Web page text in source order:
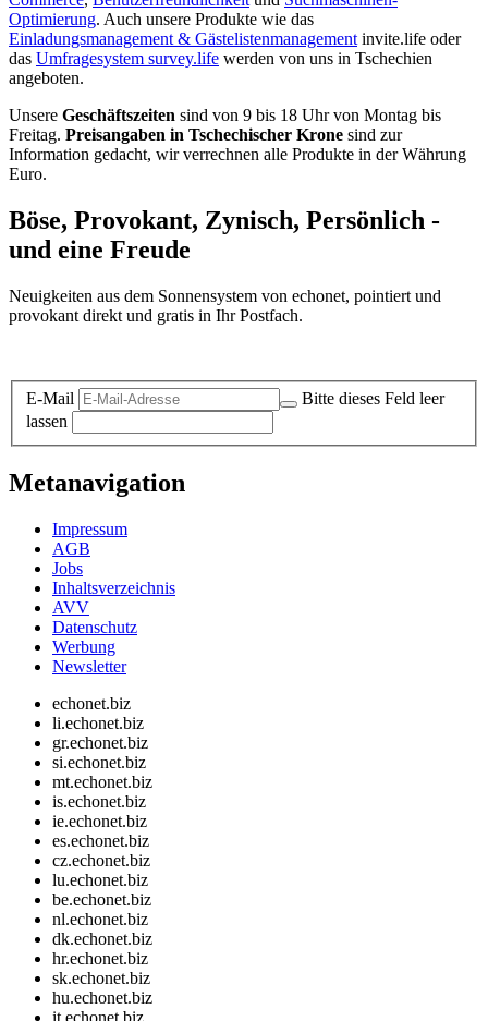
Optimierung. Auch unsere Produkte wie das
Einladungsmanagement & Gästelistenmanagement invite.life oder
das Umfragesystem survey.life werden von uns in Tschechien
angeboten.
Unsere Geschäftszeiten sind von 9 bis 18 Uhr von Montag bis
Freitag. Preisangaben in Tschechischer Krone sind zur
Information gedacht, wir verrechnen alle Produkte in der Währung
Euro.
Böse, Provokant, Zynisch, Persönlich -
und eine Freude
Neuigkeiten aus dem Sonnensystem von echonet, pointiert und
provokant direkt und gratis in Ihr Postfach.
E-Mail
Bitte dieses Feld leer
lassen
Metanavigation
Impressum
AGB
Jobs
Inhaltsverzeichnis
AVV
Datenschutz
Werbung
Newsletter
echonet.biz
li.echonet.biz
gr.echonet.biz
si.echonet.biz
mt.echonet.biz
is.echonet.biz
ie.echonet.biz
es.echonet.biz
cz.echonet.biz
lu.echonet.biz
be.echonet.biz
nl.echonet.biz
dk.echonet.biz
hr.echonet.biz
sk.echonet.biz
hu.echonet.biz